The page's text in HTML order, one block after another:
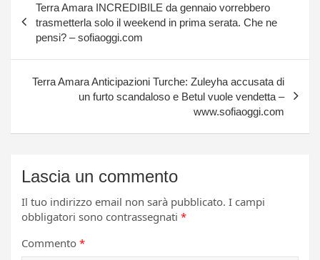
articoli
Terra Amara INCREDIBILE da gennaio vorrebbero
trasmetterla solo il weekend in prima serata. Che ne
pensi? – sofiaoggi.com
Terra Amara Anticipazioni Turche: Zuleyha accusata di
un furto scandaloso e Betul vuole vendetta –
www.sofiaoggi.com
Lascia un commento
Il tuo indirizzo email non sarà pubblicato. I campi
obbligatori sono contrassegnati *
Commento *